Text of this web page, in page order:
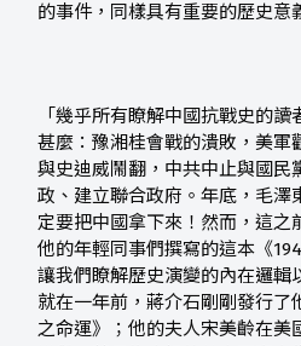
的事件，同樣具有重要的歷史意
「幾乎所有瞭解中國抗戰史的
甚麼：豫湘桂會戰的潰敗，美軍
與史迪威鬧翻，中共中止與國民
政、建立聯合政府。年底，毛澤
定要把中國拿下來！然而，這之
他的年輕同事們撰寫的這本《
讓我們瞭解歷史演變的內在邏輯
就在一年前，蔣介石剛剛發行了
之命運》；他的夫人宋美齡在美